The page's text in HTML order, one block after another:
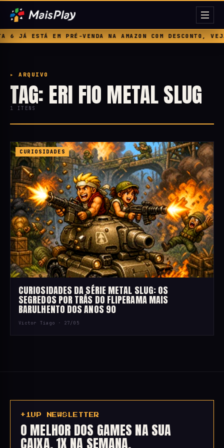
JÁ ESTÁ EM PRÉ-VENDA NA AMAZON COM DESCONTO,
▸ ARQUIVO
TAG: ERI FIO METAL SLUG
1 ITENS
CURIOSIDADES
CURIOSIDADES DA SÉRIE METAL SLUG: OS
SEGREDOS POR TRÁS DO FLIPERAMA MAIS
BARULHENTO DOS ANOS 90
Victor Tiago · 27/05
+1UP NEWSLETTER
O MELHOR DOS GAMES NA SUA
CAIXA, 1X NA SEMANA.